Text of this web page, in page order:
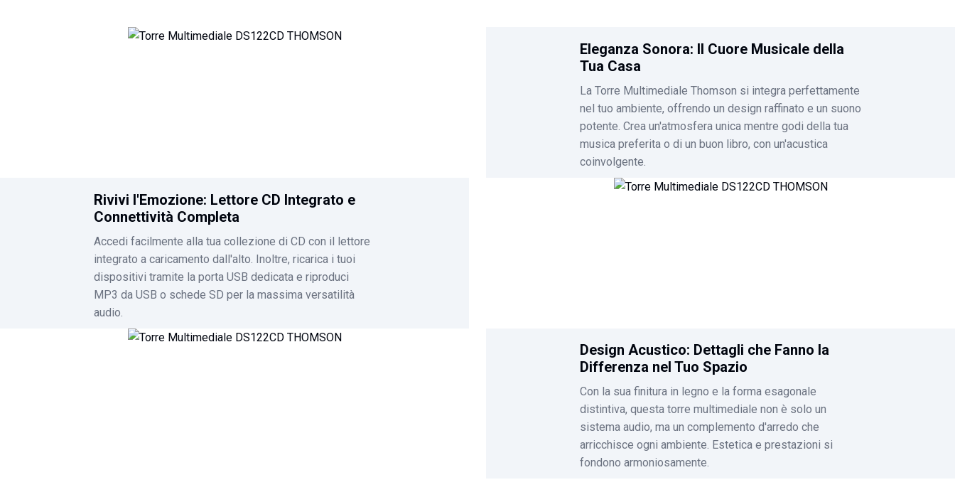
Eleganza Sonora: Il Cuore Musicale della
Tua Casa
La Torre Multimediale Thomson si integra perfettamente
nel tuo ambiente, offrendo un design raffinato e un suono
potente. Crea un'atmosfera unica mentre godi della tua
musica preferita o di un buon libro, con un'acustica
coinvolgente.
Rivivi l'Emozione: Lettore CD Integrato e
Connettività Completa
Accedi facilmente alla tua collezione di CD con il lettore
integrato a caricamento dall'alto. Inoltre, ricarica i tuoi
dispositivi tramite la porta USB dedicata e riproduci
MP3 da USB o schede SD per la massima versatilità
audio.
Design Acustico: Dettagli che Fanno la
Differenza nel Tuo Spazio
Con la sua finitura in legno e la forma esagonale
distintiva, questa torre multimediale non è solo un
sistema audio, ma un complemento d'arredo che
arricchisce ogni ambiente. Estetica e prestazioni si
fondono armoniosamente.